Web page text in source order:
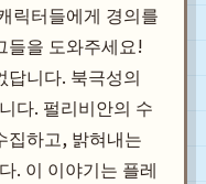
릭터들에게 경의를
들을 도와주세요!
답니다. 북극성의
다. 펄리비안의 수
집하고, 밝혀내는
. 이 이야기는 플레